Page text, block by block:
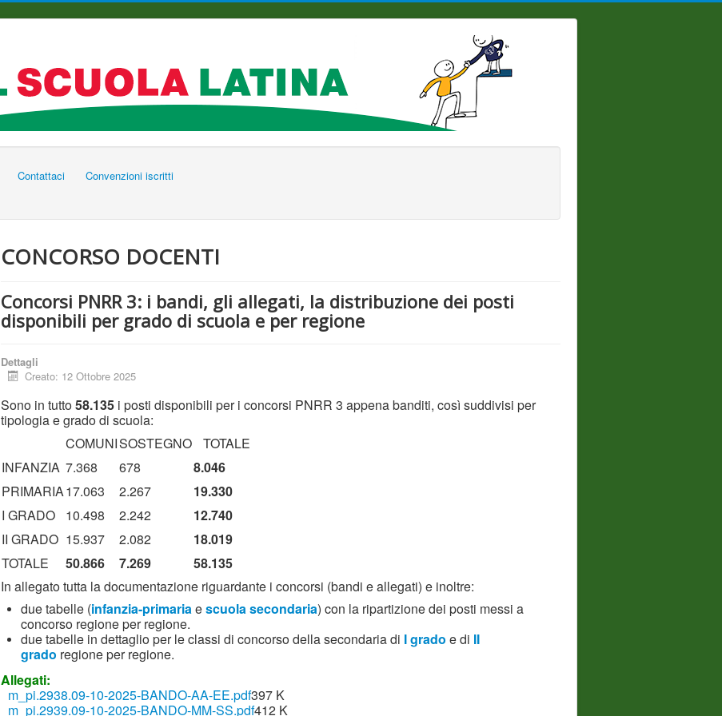
Contattaci Convenzioni iscritti
CONCORSO DOCENTI
Concorsi PNRR 3: i bandi, gli allegati, la distribuzione dei posti
disponibili per grado di scuola e per regione
Dettagli
Creato: 12 Ottobre 2025
Sono in tutto58.135 i posti disponibili per i concorsi PNRR 3 appena banditi, così suddivisi per
tipologia e grado di scuola:
COMUNISOSTEGNO TOTALE
INFANZIA 7.368 678
8.046
PRIMARIA17.063 2.267
19.330
I GRADO
10.498 2.242
12.740
II GRADO 15.937 2.082
18.019
TOTALE
50.866 7.269
58.135
In allegato tutta la documentazione riguardante i concorsi (bandi e allegati) e inoltre:
due tabelle (infanzia-primariaescuola secondaria) con la ripartizione dei posti messi a
concorso regione per regione.
due tabelle in dettaglio per le classi di concorso della secondaria di I grado e di II
grado regione per regione.
Allegati:
m_pi.2938.09-10-2025-BANDO-AA-EE.pdf397 K
m_pi.2939.09-10-2025-BANDO-MM-SS.pdf412 K